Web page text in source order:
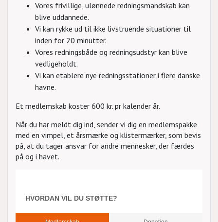
Vores frivillige, ulønnede redningsmandskab kan
blive uddannede.
Vi kan rykke ud til ikke livstruende situationer til
inden for 20 minutter.
Vores redningsbåde og redningsudstyr kan blive
vedligeholdt.
Vi kan etablere nye redningsstationer i flere danske
havne.
Et medlemskab koster 600 kr. pr kalender år.
Når du har meldt dig ind, sender vi dig en medlemspakke
med en vimpel, et årsmærke og klistermærker, som bevis
på, at du tager ansvar for andre mennesker, der færdes
på og i havet.